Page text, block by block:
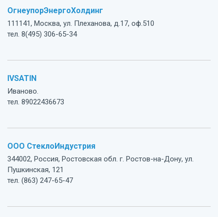
ОгнеупорЭнергоХолдинг
111141, Москва, ул. Плеханова, д.17, оф.510
тел. 8(495) 306-65-34
IVSATIN
Иваново.
тел. 89022436673
ООО СтеклоИндустрия
344002, Россия, Ростовская обл. г. Ростов-на-Дону, ул.
Пушкинская, 121
тел. (863) 247-65-47